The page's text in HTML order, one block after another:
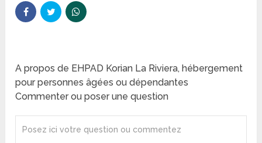
A propos de EHPAD Korian La Riviera, hébergement
pour personnes âgées ou dépendantes
Commenter ou poser une question